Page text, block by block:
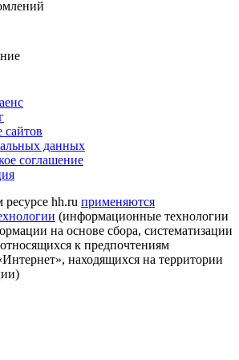
сайтов
данных
соглашение
hh.ru применяются
(информационные технологии
на основе сбора, систематизации
к предпочтениям
находящихся на территории